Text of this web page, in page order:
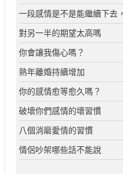
一段感情是不是能繼續下去
對另一半的期望太高嗎
你會讓我傷心嗎？
熟年離婚持續增加
你的感情愈等愈久嗎？
破壞你們感情的壞習慣
八個消磨愛情的習慣
情侶吵架哪些話不能說